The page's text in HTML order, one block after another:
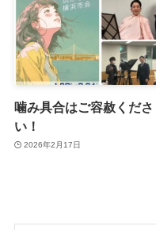
噛み具合はご容赦くださ
い！
2026年2月17日